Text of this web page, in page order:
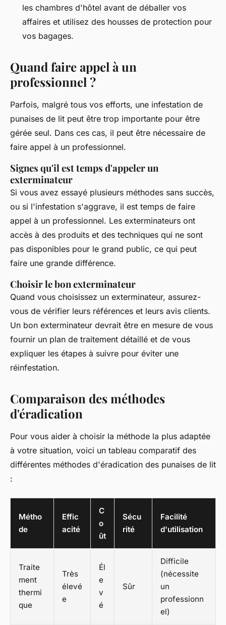
les chambres d'hôtel avant de déballer vos
affaires et utilisez des housses de protection pour
vos bagages.
Quand faire appel à un
professionnel ?
Parfois, malgré tous vos efforts, une infestation de
punaises de lit peut être trop importante pour être
gérée seul. Dans ces cas, il peut être nécessaire de
faire appel à un professionnel.
Signes qu'il est temps d'appeler un
exterminateur
Si vous avez essayé plusieurs méthodes sans succès,
ou si l'infestation s'aggrave, il est temps de faire
appel à un professionnel. Les exterminateurs ont
accès à des produits et des techniques qui ne sont
pas disponibles pour le grand public, ce qui peut
faire une grande différence.
Choisir le bon exterminateur
Quand vous choisissez un exterminateur, assurez-
vous de vérifier leurs références et leurs avis clients.
Un bon exterminateur devrait être en mesure de vous
fournir un plan de traitement détaillé et de vous
expliquer les étapes à suivre pour éviter une
réinfestation.
Comparaison des méthodes
d'éradication
Pour vous aider à choisir la méthode la plus adaptée
à votre situation, voici un tableau comparatif des
différentes méthodes d'éradication des punaises de lit
:
Métho
de
Effic
acité
C
o
ût
Sécu
rité
Facilité
d'utilisation
Traite
ment
thermi
que
Très
élevé
e
Él
e
v
é
Sûr
Difficile
(nécessite
un
professionn
el)